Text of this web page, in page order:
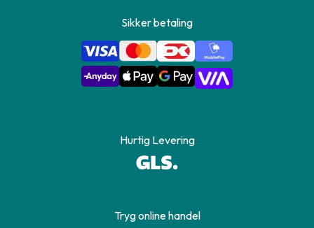
Sikker betaling
Hurtig Levering
Tryg online handel